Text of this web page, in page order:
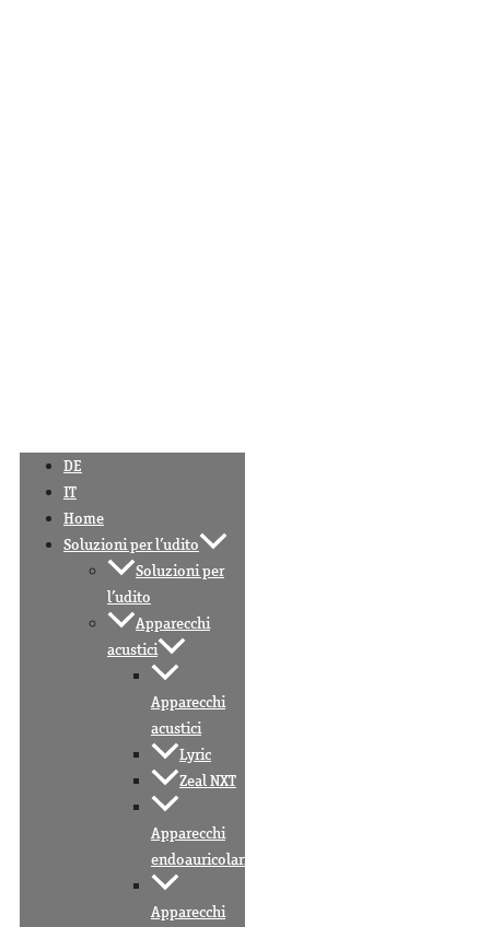
DE
IT
Home
Soluzioni per l’udito
Soluzioni per
l’udito
Apparecchi
acustici
Apparecchi
acustici
Lyric
Zeal NXT
Apparecchi
endoauricolari
Apparecchi